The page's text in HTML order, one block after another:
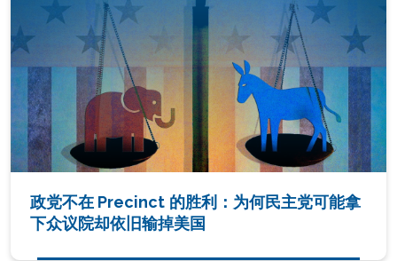
政党不在 Precinct 的胜利：为何民主党可能拿
下众议院却依旧输掉美国